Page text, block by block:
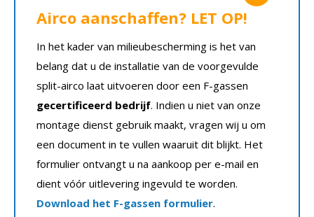
Airco aanschaffen? LET OP!
In het kader van milieubescherming is het van
belang dat u de installatie van de voorgevulde
split-airco laat uitvoeren door een F-gassen
gecertificeerd bedrijf. Indien u niet van onze
montage dienst gebruik maakt, vragen wij u om
een document in te vullen waaruit dit blijkt. Het
formulier ontvangt u na aankoop per e-mail en
dient vóór uitlevering ingevuld te worden.
Download het F-gassen formulier.